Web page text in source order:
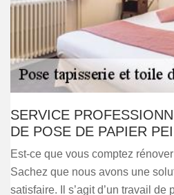
SERVICE
DE POSE DE PAPIER
Est-ce que vous comptez
Sachez que nous avons une
satisfaire. Il s’agit d’un travail